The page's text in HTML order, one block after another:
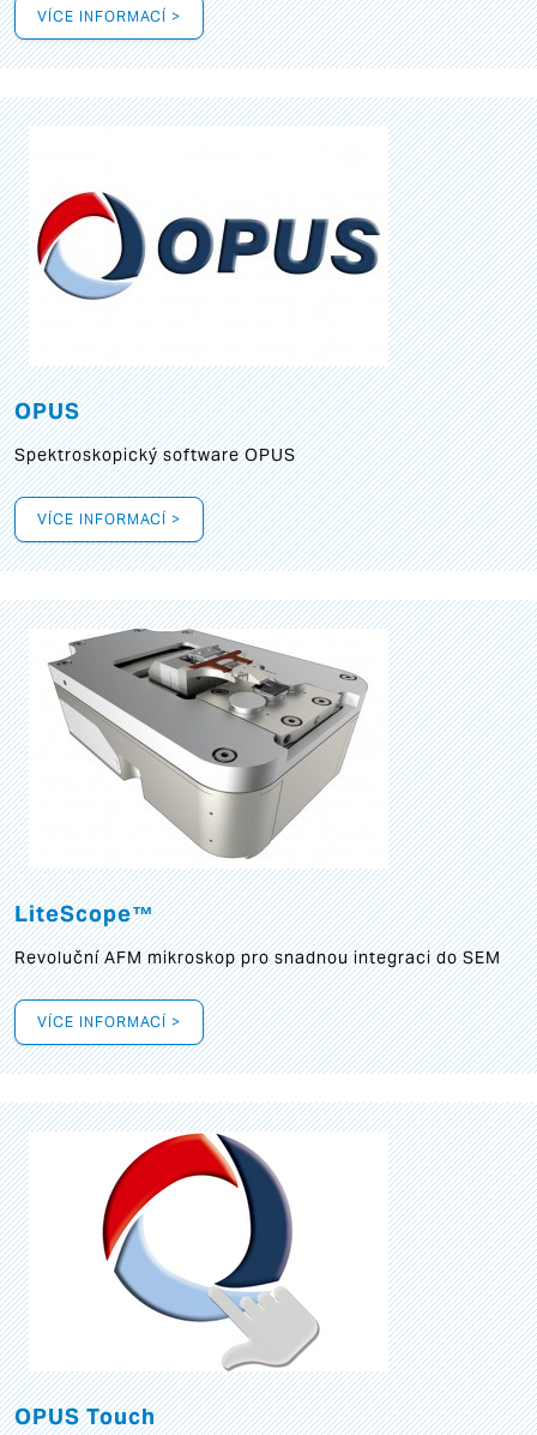
VÍCE INFORMACÍ >
OPUS
Spektroskopický software OPUS
VÍCE INFORMACÍ >
LiteScope™
Revoluční AFM mikroskop pro snadnou integraci do SEM
VÍCE INFORMACÍ >
OPUS Touch